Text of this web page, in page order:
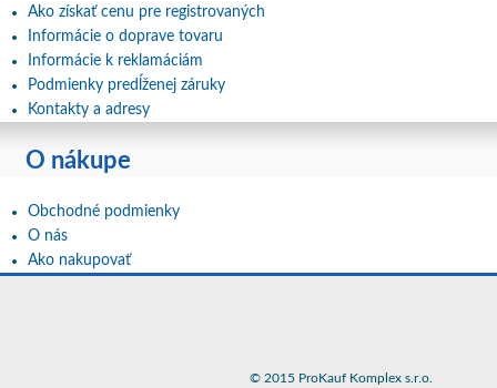
Ako získať cenu pre registrovaných
Informácie o doprave tovaru
Informácie k reklamáciám
Podmienky predĺženej záruky
Kontakty a adresy
O nákupe
Obchodné podmienky
O nás
Ako nakupovať
© 2015 ProKauf Komplex s.r.o.